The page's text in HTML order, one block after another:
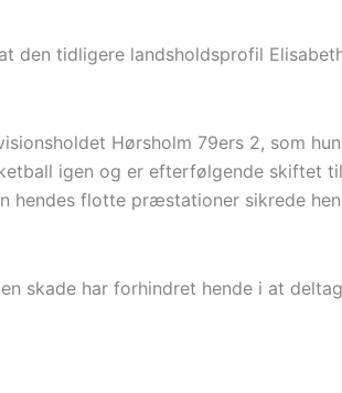
tidligere landsholdsprofil
Hørsholm 79ers 2, som
igen og er efterfølgende skiftet
hendes flotte præstationer sikrede
skade har forhindret hende i at